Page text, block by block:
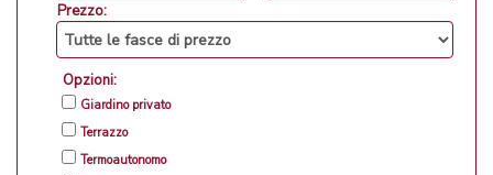
Prezzo:
Opzioni:
Giardino privato
Terrazzo
Termoautonomo